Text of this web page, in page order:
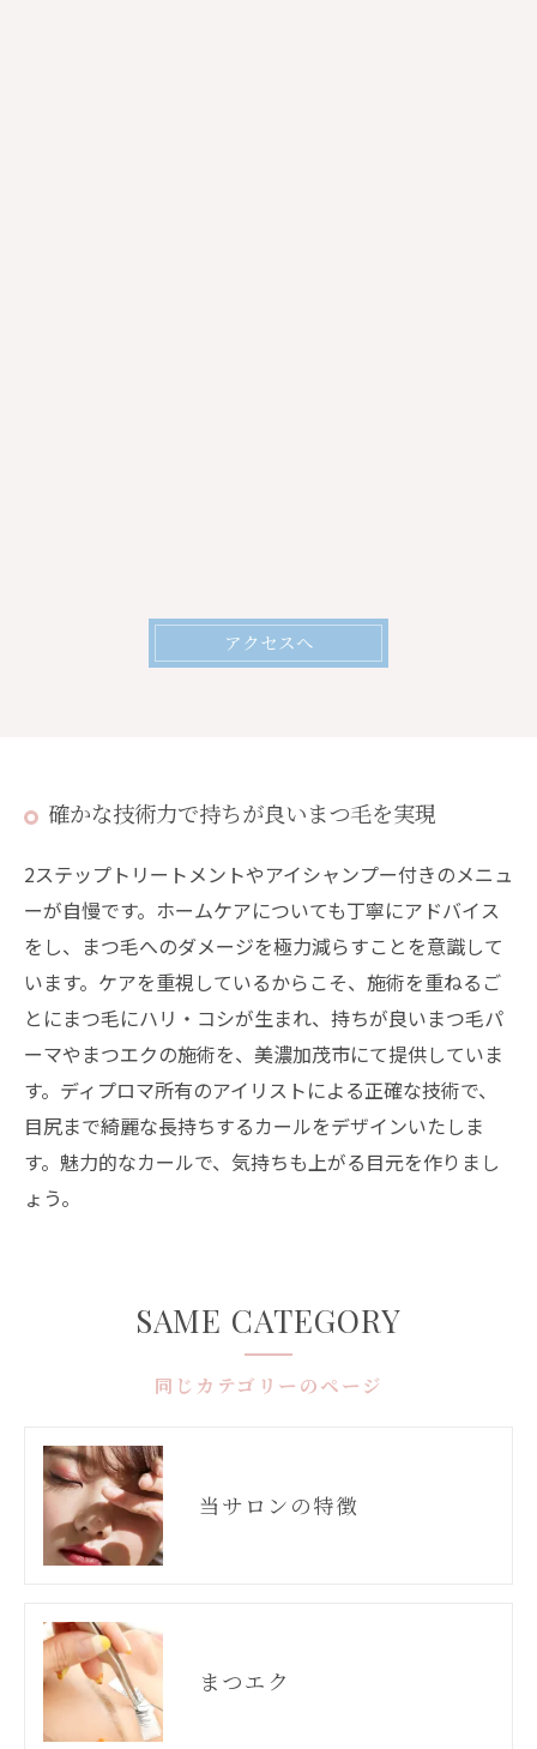
アクセスへ
確かな技術力で持ちが良いまつ毛を実現
2ステップトリートメントやアイシャンプー付きのメニュ
ーが自慢です。ホームケアについても丁寧にアドバイス
をし、まつ毛へのダメージを極力減らすことを意識して
います。ケアを重視しているからこそ、施術を重ねるご
とにまつ毛にハリ・コシが生まれ、持ちが良いまつ毛パ
ーマやまつエクの施術を、美濃加茂市にて提供していま
す。ディプロマ所有のアイリストによる正確な技術で、
目尻まで綺麗な長持ちするカールをデザインいたしま
す。魅力的なカールで、気持ちも上がる目元を作りまし
ょう。
同じカテゴリーのページ
SAME CATEGORY
当サロンの特徴
まつエク